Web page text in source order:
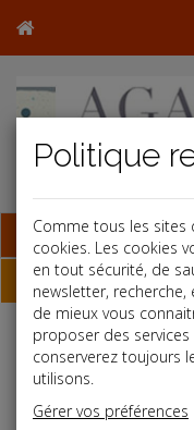
Base documentaire
Dossiers
Espace réservé
Ce contenu est réservé
Si vous êtes client,
Comme tous les sites
cookies. Les cookies
en tout sécurité, de
newsletter,
de mieux vous
proposer des
conserverez toujours
utilisons.
Gérer vos préférences